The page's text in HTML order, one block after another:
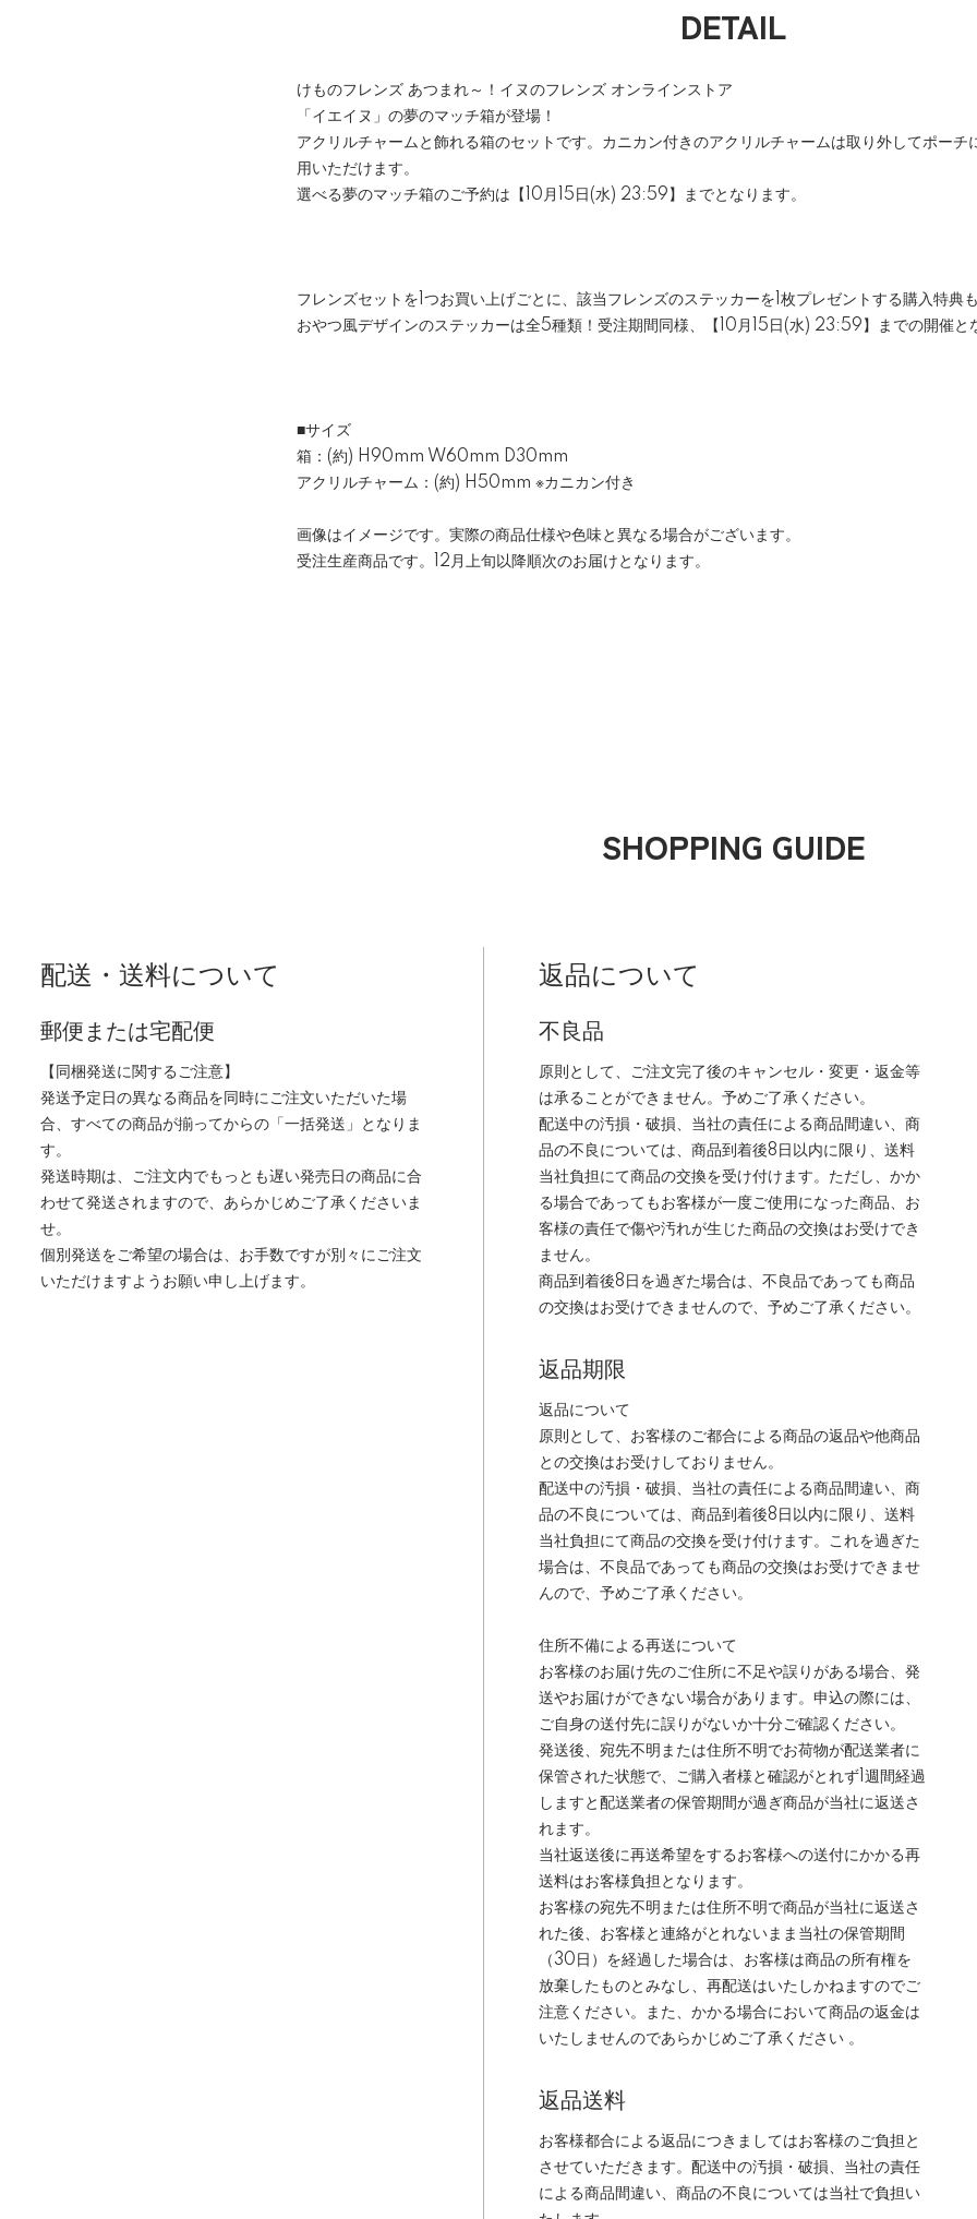
DETAIL
けものフレンズ あつまれ～！イヌのフレンズ オンラインストア
「イエイヌ」の夢のマッチ箱が登場！
アクリルチャームと飾れる箱のセットです。カニカン付きのアクリルチャームは取り外してポーチ
用いただけます。
選べる夢のマッチ箱のご予約は【10月15日(水) 23:59】までとなります。
フレンズセットを1つお買い上げごとに、該当フレンズのステッカーを1枚プレゼントする購入特典
おやつ風デザインのステッカーは全5種類！受注期間同様、【10月15日(水) 23:59】までの開催と
■サイズ
箱：(約) H90mm W60mm D30mm
アクリルチャーム：(約) H50mm ※カニカン付き
画像はイメージです。実際の商品仕様や色味と異なる場合がございます。
受注生産商品です。12月上旬以降順次のお届けとなります。
SHOPPING GUIDE
配送・送料について
郵便または宅配便
【同梱発送に関するご注意】
発送予定日の異なる商品を同時にご注文いただいた場
合、すべての商品が揃ってからの「一括発送」となりま
す。
発送時期は、ご注文内でもっとも遅い発売日の商品に合
わせて発送されますので、あらかじめご了承くださいま
せ。
個別発送をご希望の場合は、お手数ですが別々にご注文
いただけますようお願い申し上げます。
返品について
不良品
原則として、ご注文完了後のキャンセル・変更・返金等
は承ることができません。予めご了承ください。
配送中の汚損・破損、当社の責任による商品間違い、商
品の不良については、商品到着後8日以内に限り、送料
当社負担にて商品の交換を受け付けます。ただし、かか
る場合であってもお客様が一度ご使用になった商品、お
客様の責任で傷や汚れが生じた商品の交換はお受けでき
ません。
商品到着後8日を過ぎた場合は、不良品であっても商品
の交換はお受けできませんので、予めご了承ください。
返品期限
返品について
原則として、お客様のご都合による商品の返品や他商品
との交換はお受けしておりません。
配送中の汚損・破損、当社の責任による商品間違い、商
品の不良については、商品到着後8日以内に限り、送料
当社負担にて商品の交換を受け付けます。これを過ぎた
場合は、不良品であっても商品の交換はお受けできませ
んので、予めご了承ください。
住所不備による再送について
お客様のお届け先のご住所に不足や誤りがある場合、発
送やお届けができない場合があります。申込の際には、
ご自身の送付先に誤りがないか十分ご確認ください。
発送後、宛先不明または住所不明でお荷物が配送業者に
保管された状態で、ご購入者様と確認がとれず1週間経過
しますと配送業者の保管期間が過ぎ商品が当社に返送さ
れます。
当社返送後に再送希望をするお客様への送付にかかる再
送料はお客様負担となります。
お客様の宛先不明または住所不明で商品が当社に返送さ
れた後、お客様と連絡がとれないまま当社の保管期間
（30日）を経過した場合は、お客様は商品の所有権を
放棄したものとみなし、再配送はいたしかねますのでご
注意ください。また、かかる場合において商品の返金は
いたしませんのであらかじめご了承ください 。
返品送料
お客様都合による返品につきましてはお客様のご負担と
させていただきます。配送中の汚損・破損、当社の責任
による商品間違い、商品の不良については当社で負担い